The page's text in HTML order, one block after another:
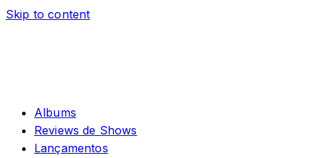
Skip to content
Albums
Reviews de Shows
Lançamentos